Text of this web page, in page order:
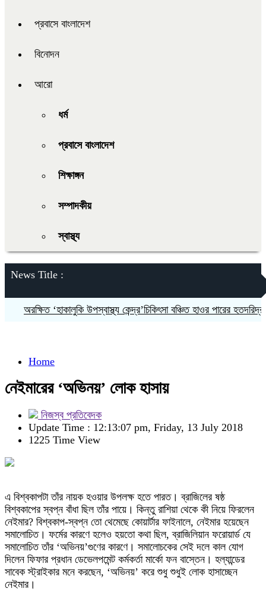
প্রবাসে বাংলাদেশ
বিনোদন
আরো
ধর্ম
প্রবাসে বাংলাদেশ
শিক্ষাঙ্গন
সম্পাদকীয়
স্বাস্থ্য
News Title :
অরক্ষিত ‘হাকালুকি উপস্বাস্থ্য কেন্দ্র’চিকিৎসা বঞ্চিত হাওর পারের হতদরিদ্র
Home
নেইমারের ‘অভিনয়’ লোক হাসায়
নিজস্ব প্রতিবেদক
Update Time : 12:13:07 pm, Friday, 13 July 2018
1225 Time View
এ বিশ্বকাপটা তাঁর নায়ক হওয়ার উপলক্ষ হতে পারত। ব্রাজিলের ষষ্ঠ
বিশ্বকাপের স্বপ্ন বাঁধা ছিল তাঁর পায়ে। কিন্তু রাশিয়া থেকে কী নিয়ে ফিরলেন
নেইমার? বিশ্বকাপ-স্বপ্ন তো থেমেছে কোয়ার্টার ফাইনালে, নেইমার হয়েছেন
সমালোচিত। ফর্মের কারণে হলেও হয়তো কথা ছিল, ব্রাজিলিয়ান ফরোয়ার্ড যে
সমালোচিত তাঁর ‘অভিনয়’গুণের কারণে। সমালোচকের সেই দলে কাল যোগ
দিলেন ফিফার প্রধান ডেভেলপমেন্ট কর্মকর্তা মার্কো ফন বাস্তেন। হল্যান্ডের
সাবেক স্ট্রাইকার মনে করছেন, ‘অভিনয়’ করে শুধু শুধুই লোক হাসাচ্ছেন
নেইমার।